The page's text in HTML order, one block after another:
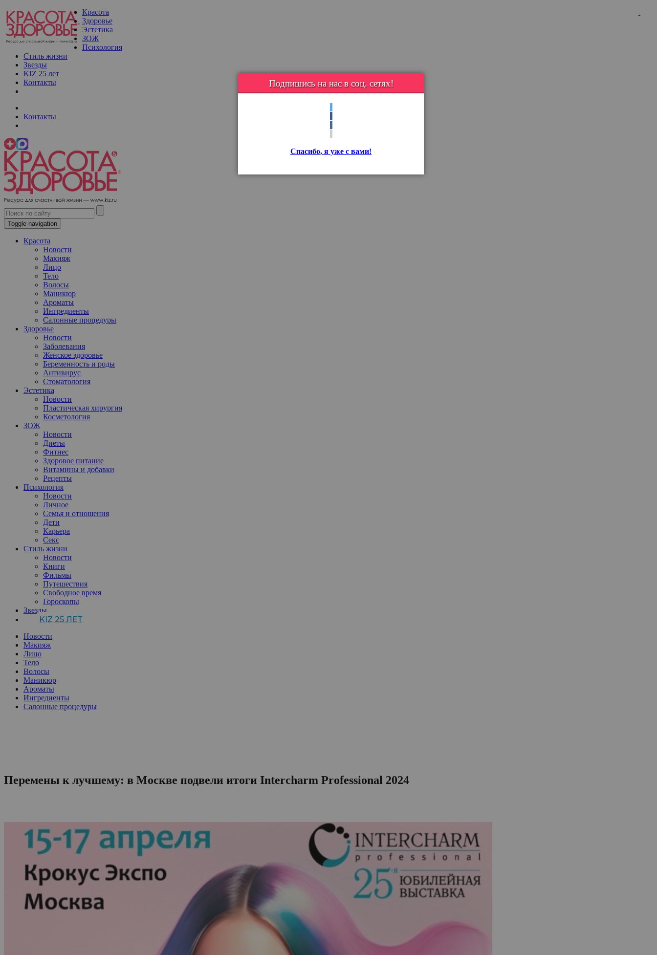
Красота
Здоровье
Эстетика
ЗОЖ
Психология
Стиль жизни
Звезды
KIZ 25 лет
Контакты
Контакты
Toggle navigation
Красота
Новости
Макияж
Лицо
Тело
Волосы
Маникюр
Ароматы
Ингредиенты
Салонные процедуры
Здоровье
Новости
Заболевания
Женское здоровье
Беременность и роды
Антивирус
Стоматология
Эстетика
Новости
Пластическая хирургия
Косметология
ЗОЖ
Новости
Диеты
Фитнес
Здоровое питание
Витамины и добавки
Рецепты
Психология
Новости
Личное
Семья и отношения
Дети
Карьера
Секс
Стиль жизни
Новости
Книги
Фильмы
Путешествия
Свободное время
Гороскопы
Звезды
KIZ 25 ЛЕТ
Новости
Макияж
Лицо
Тело
Волосы
Маникюр
Ароматы
Ингредиенты
Салонные процедуры
Подпишись на нас в соц. сетях!
Спасибо, я уже с вами!
Перемены к лучшему: в Москве подвели итоги Intercharm Professional 2024